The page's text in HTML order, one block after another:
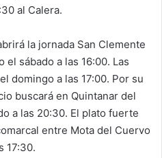
al Calera.
la jornada San Clemente
sábado a las 16:00. Las
domingo a las 17:00. Por su
buscará en Quintanar del
a las 20:30. El plato fuerte
entre Mota del Cuervo
17:30.